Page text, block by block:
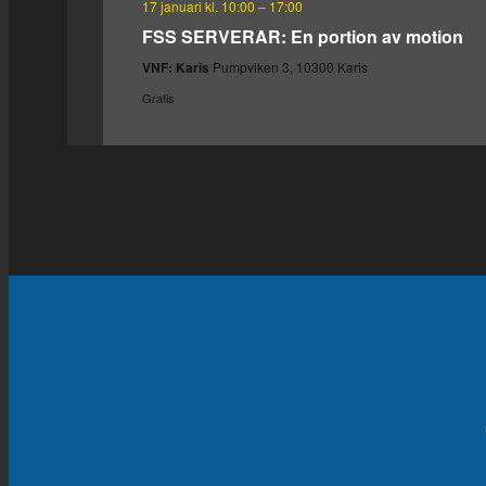
17 januari kl. 10:00 – 17:00
FSS SERVERAR: En portion av motion
VNF: Karis Pumpviken 3, 10300 Karis
Gratis